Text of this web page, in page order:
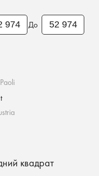
До
квадрат